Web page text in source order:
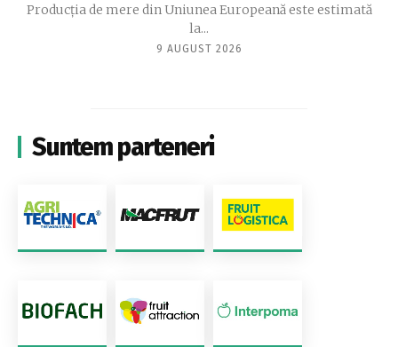
Producția de mere din Uniunea Europeană este estimată
la...
9 AUGUST 2026
Suntem parteneri